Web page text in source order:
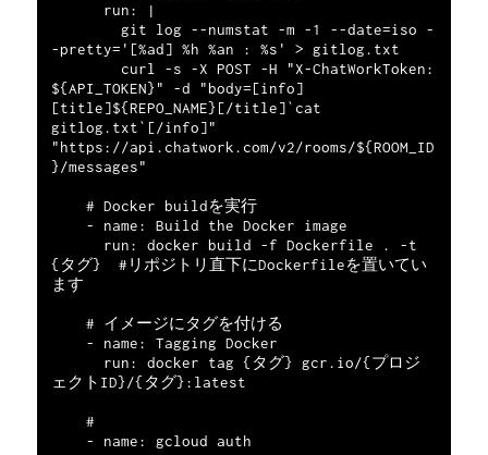
-pretty='[%ad] %h %an : %s' > gitlog.txt
        curl -s -X POST -H "X-ChatWorkToken:
${API_TOKEN}" -d "body=[info]
[title]${REPO_NAME}[/title]`cat
gitlog.txt`[/info]"
"https://api.chatwork.com/v2/rooms/${ROOM_ID
}/messages"
    # Docker buildを実行
{タグ}  #リポジトリ直下にDockerfileを置いてい
ます
    # イメージにタグを付ける
ェクトID}/{タグ}:latest
    #